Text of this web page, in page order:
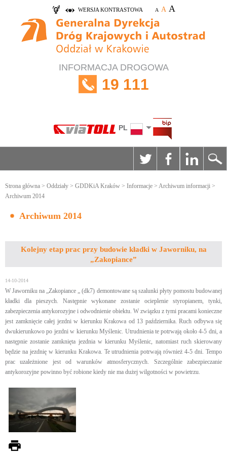
WERSJA KONTRASTOWA A A A
INFORMACJA DROGOWA
19 111
PL
Strona główna > Oddziały > GDDKiA Kraków > Informacje > Archiwum informacji >
Archiwum 2014
Archiwum 2014
Kolejny etap prac przy budowie kładki w Jaworniku, na
„Zakopiance”
14-10-2014
W Jaworniku na „Zakopiance „ (dk7) demontowane są szalunki płyty pomostu budowanej
kładki dla pieszych. Następnie wykonane zostanie ocieplenie styropianem, tynki,
zabezpieczenia antykorozyjne i odwodnienie obiektu. W związku z tymi pracami konieczne
jest zamknięcie całej jezdni w kierunku Krakowa od 13 października. Ruch odbywa się
dwukierunkowo po jezdni w kierunku Myślenic. Utrudnienia te potrwają około 4-5 dni, a
następnie zostanie zamknięta jezdnia w kierunku Myślenic, natomiast ruch skierowany
będzie na jezdnię w kierunku Krakowa. Te utrudnienia potrwają również 4-5 dni. Tempo
prac uzależnione jest od warunków atmosferycznych. Szczególnie zabezpieczanie
antykorozyjne powinno być robione kiedy nie ma dużej wilgotności w powietrzu.